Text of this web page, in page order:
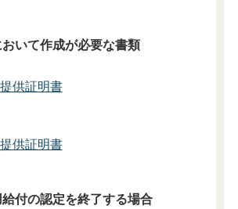
いて作成が必要な書類
供証明書
供証明書
付の認定を終了する場合